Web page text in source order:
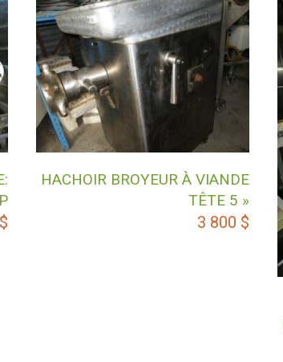
$
HACHOIR BROYEUR À VIANDE
TÊTE 5 »
3 800 $